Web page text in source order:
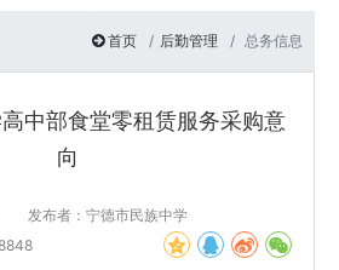
首页 后勤管理 总务信息
中部食堂零租赁服务采购意
向
发布者：宁德市民族中学